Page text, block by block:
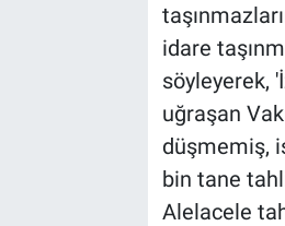
idare
söyleyerek,
uğraşan
düşmemiş,
bin tane
Alelacele